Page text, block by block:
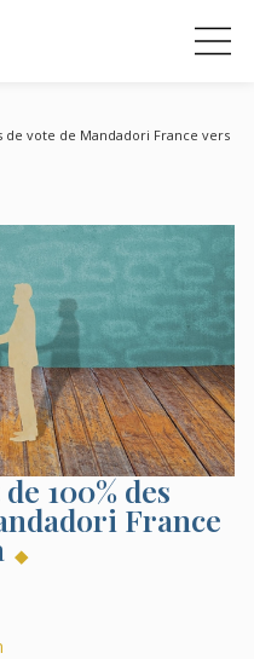
vote de Mandadori France vers
100% des
France